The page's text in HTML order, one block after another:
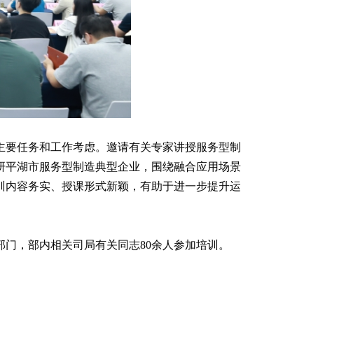
任务和工作考虑。邀请有关专家讲授服务型制
湖市服务型制造典型企业，围绕融合应用场景
容务实、授课形式新颖，有助于进一步提升运
，部内相关司局有关同志80余人参加培训。